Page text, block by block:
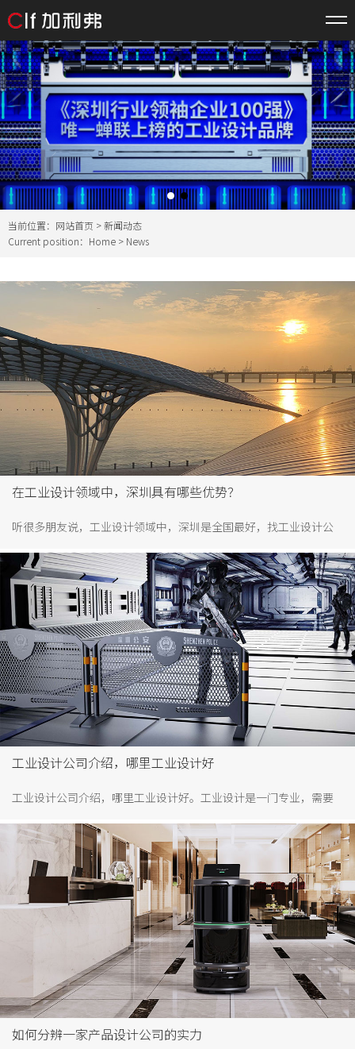
当前位置： 网站首页 >新闻动态
Current position： Home > News
在工业设计领域中，深圳具有哪些优势？
听很多朋友说，工业设计领域中，深圳是全国最好，找工业设计公
域中，深圳具有哪些优势？
工业设计公司介绍，哪里工业设计好​
工业设计公司介绍，哪里工业设计好。工业设计是一门专业，需要
且软件，更好踏入该领域。就目前而言，工业设计专业的毕业生往
往会一线城市北上广深。一线城市城市的经济好，机会多，利于毕
业生的未来发展，同时也为工业设计公司的发展奠定了人才基础。
因此工业设计公司介绍，哪里工业设计好，主要集中在一线城市。
如何分辨一家产品设计公司的实力